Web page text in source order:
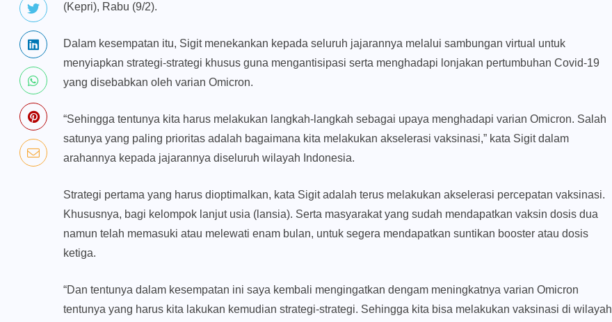
(Kepri), Rabu (9/2).
Dalam kesempatan itu, Sigit menekankan kepada seluruh jajarannya melalui sambungan virtual untuk
menyiapkan strategi-strategi khusus guna mengantisipasi serta menghadapi lonjakan pertumbuhan Covid-19
yang disebabkan oleh varian Omicron.
“Sehingga tentunya kita harus melakukan langkah-langkah sebagai upaya menghadapi varian Omicron. Salah
satunya yang paling prioritas adalah bagaimana kita melakukan akselerasi vaksinasi,” kata Sigit dalam
arahannya kepada jajarannya diseluruh wilayah Indonesia.
Strategi pertama yang harus dioptimalkan, kata Sigit adalah terus melakukan akselerasi percepatan vaksinasi.
Khususnya, bagi kelompok lanjut usia (lansia). Serta masyarakat yang sudah mendapatkan vaksin dosis dua
namun telah memasuki atau melewati enam bulan, untuk segera mendapatkan suntikan booster atau dosis
ketiga.
“Dan tentunya dalam kesempatan ini saya kembali mengingatkan dengam meningkatnya varian Omicron
tentunya yang harus kita lakukan kemudian strategi-strategi. Sehingga kita bisa melakukan vaksinasi di wilayah